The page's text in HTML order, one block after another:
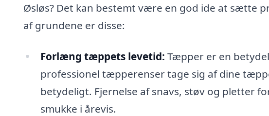
Øsløs? Det kan bestemt være en god ide at sætte
af grundene er disse:
Forlæng tæppets levetid: Tæpper er en
professionel tæpperenser tage sig af dine
betydeligt. Fjernelse af snavs, støv og pletter
smukke i årevis.